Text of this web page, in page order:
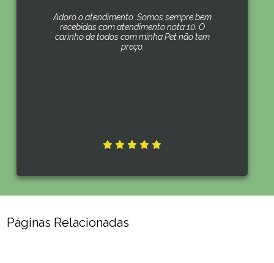
Adoro o atendimento .Somos sempre bem
recebidas com atendimento nota 10. O
carinho de todos com minha Pet não tem
preço.
Páginas Relacionadas